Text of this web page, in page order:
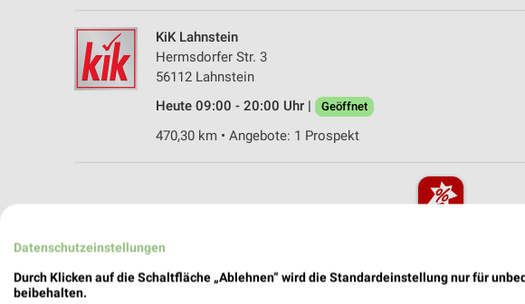
KiK Lahnstein
Hermsdorfer Str. 3
56112 Lahnstein
Heute 09:00 - 20:00 Uhr |
Geöffnet
470,30 km • Angebote: 1 Prospekt
Finden Sie noch mehr Mode & Bekleidung Filialen &
Datenschutzeinstellungen
Durch Klicken auf die Schaltfläche „Ablehnen“ wird die Standardeinstellung nur für
beibehalten.